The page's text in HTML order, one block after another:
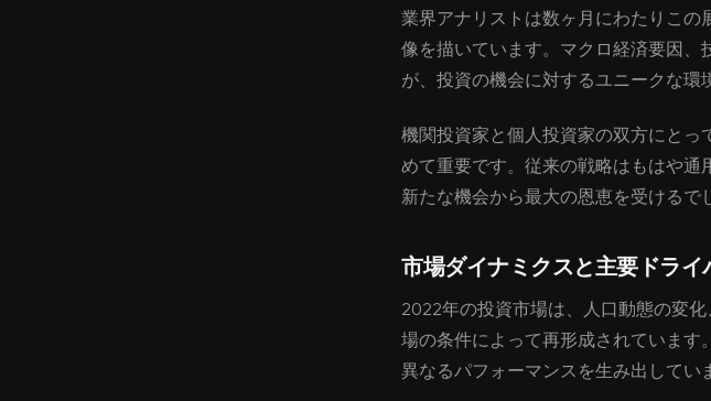
業界アナリストは数ヶ月にわたりこ
像を描いています。マクロ経済要因
が、投資の機会に対するユニークな環
機関投資家と個人投資家の双方にと
めて重要です。従来の戦略はもはや
新たな機会から最大の恩恵を受けるで
市場ダイナミクスと主要ドライ
2022年の投資市場は、人口動態の変
場の条件によって再形成されています
異なるパフォーマンスを生み出してい